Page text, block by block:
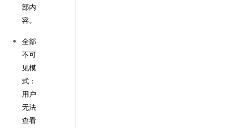
部内
容。
全部
不可
见模
式：
用户
无法
查看